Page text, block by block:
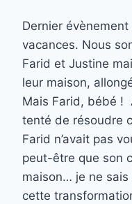
Dernier
vacances. Nous
Farid et Justine
leur maison,
Mais Farid, bébé !
tenté de résoudre
Farid n’avait pas
peut-être que son
maison… je ne sais
cette